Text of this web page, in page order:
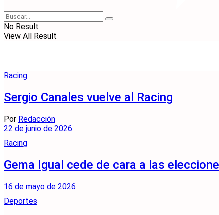
No Result
View All Result
Racing
Sergio Canales vuelve al Racing
Por Redacción
22 de junio de 2026
Racing
Gema Igual cede de cara a las
16 de mayo de 2026
Deportes